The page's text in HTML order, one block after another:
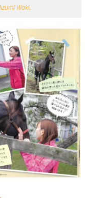
Waki.